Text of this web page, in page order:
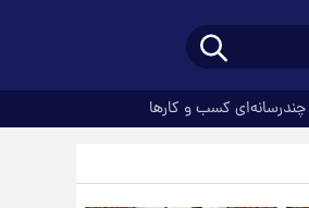
چندرسانه‌ای کسب و کارها